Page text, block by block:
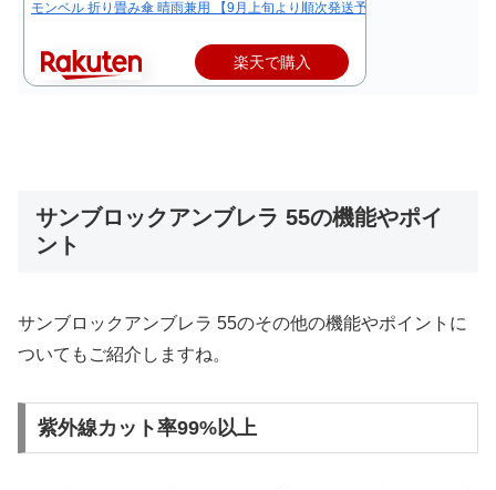
モンベル 折り畳み傘 晴雨兼用 【9月上旬より順次発送予定】 サンブロック
楽天で購入
サンブロックアンブレラ 55の機能やポイ
ント
サンブロックアンブレラ 55のその他の機能やポイントに
ついてもご紹介しますね。
紫外線カット率99%以上